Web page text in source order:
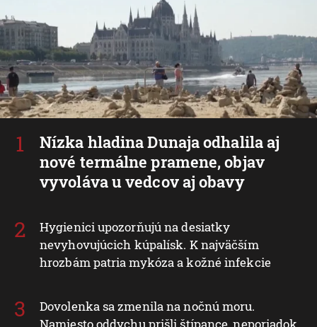
Nízka hladina Dunaja odhalila aj
nové termálne pramene, objav
vyvoláva u vedcov aj obavy
Hygienici upozorňujú na desiatky
nevyhovujúcich kúpalísk. K najväčším
hrozbám patria mykóza a kožné infekcie
Dovolenka sa zmenila na nočnú moru.
Namiesto oddychu prišli štípance, neporiadok